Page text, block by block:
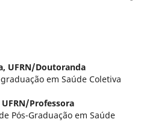
UFRN/Doutoranda
em Saúde Coletiva
UFRN/Professora
Pós-Graduação em Saúde